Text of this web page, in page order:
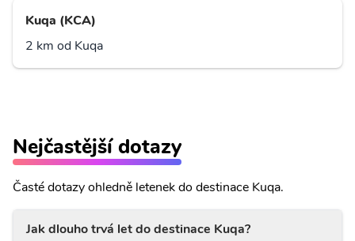
Kuqa (KCA)
2 km od Kuqa
Nejčastější dotazy
Časté dotazy ohledně letenek do destinace Kuqa.
Jak dlouho trvá let do destinace Kuqa?